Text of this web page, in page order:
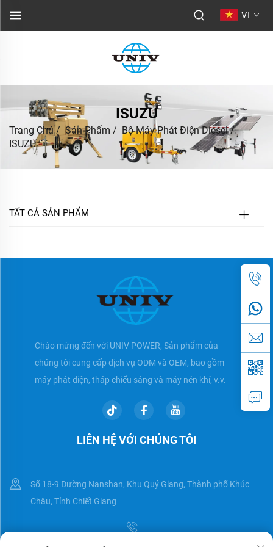
VI
ISUZU
Trang Chủ/ Sản Phẩm / Bộ Máy Phát Điện Diesel/
ISUZU
TẤT CẢ SẢN PHẨM
Chào mừng đến với UNIV POWER, Sản phẩm của
chúng tôi cung cấp dịch vụ ODM và OEM, bao gồm
máy phát điện, tháp chiếu sáng và máy nén khí, v.v.
LIÊN HỆ VỚI CHÚNG TÔI
Số 18-9 Đường Nanshan, Khu Quỷ Giang, Thành phố Khúc
Châu, Tỉnh Chiết Giang